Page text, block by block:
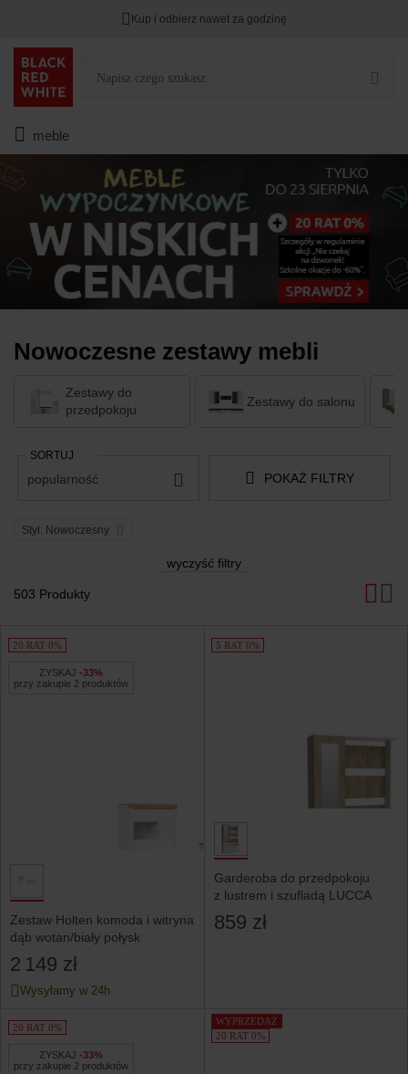
HITY DNIA przy zapisie na Newsletter.
Kup i odbierz nawet za godzinę
meble
Nowoczesne zestawy mebli
Zestawy do
przedpokoju
Zestawy do salonu
503 Produkty
POKAŻ FILTRY
Styl: Nowoczesny
wyczyść filtry
SORTUJ
popularność
Produkty
20 RAT 0%
ZYSKAJ -33%
przy zakupie 2 produktów
Zestaw Holten komoda i witryna
dąb wotan/biały połysk
2 149 zł
Wysyłamy w 24h
5 RAT 0%
Garderoba do przedpokoju
z lustrem i szufladą LUCCA
859 zł
20 RAT 0%
ZYSKAJ -33%
przy zakupie 2 produktów
WYPRZEDAŻ
20 RAT 0%